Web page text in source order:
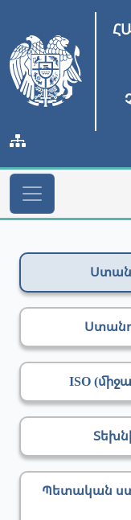
ISO
Պետական